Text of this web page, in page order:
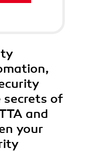
of
and
your